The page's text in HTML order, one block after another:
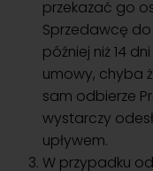
przekazać go
Sprzedawcę do
później niż 14
umowy, chyba
sam odbierze
wystarczy
upływem.
W przypadku